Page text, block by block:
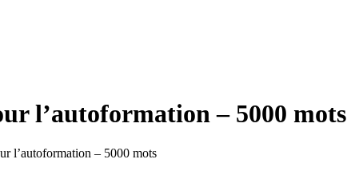
l’autoformation – 5000 mots
l’autoformation – 5000 mots